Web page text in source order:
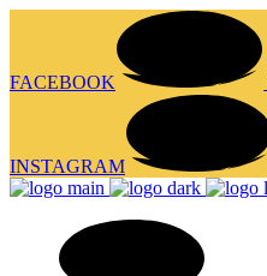
FACEBOOK
INSTAGRAM